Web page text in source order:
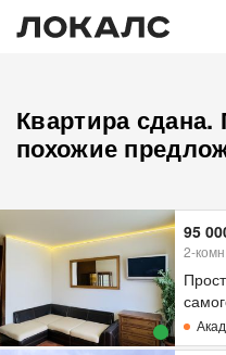
Квартира сдана.
похожие
95
2-комн.